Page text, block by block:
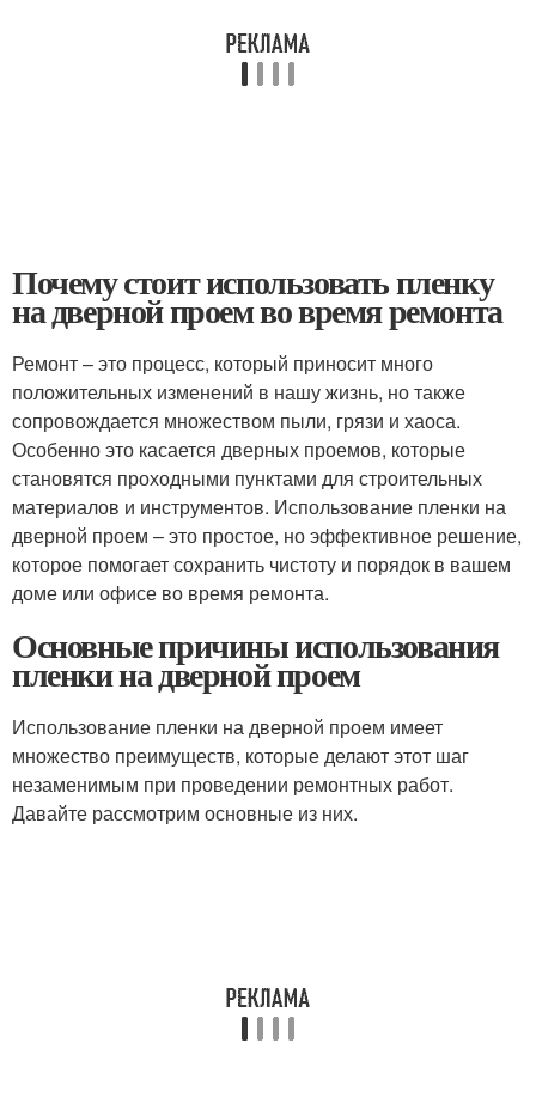
Почему стоит использовать пленку
на дверной проем во время ремонта
Ремонт – это процесс, который приносит много
положительных изменений в нашу жизнь, но также
сопровождается множеством пыли, грязи и хаоса.
Особенно это касается дверных проемов, которые
становятся проходными пунктами для строительных
материалов и инструментов. Использование пленки на
дверной проем – это простое, но эффективное решение,
которое помогает сохранить чистоту и порядок в вашем
доме или офисе во время ремонта.
Основные причины использования
пленки на дверной проем
Использование пленки на дверной проем имеет
множество преимуществ, которые делают этот шаг
незаменимым при проведении ремонтных работ.
Давайте рассмотрим основные из них.